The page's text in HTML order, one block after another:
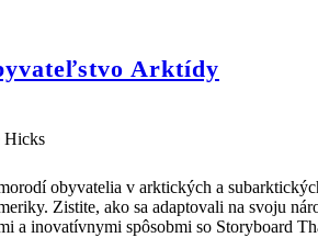
Arktídy
Hicks
obyvatelia v arktických a
Zistite, ako sa adaptovali na svoju
a inovatívnymi spôsobmi so Storyboard